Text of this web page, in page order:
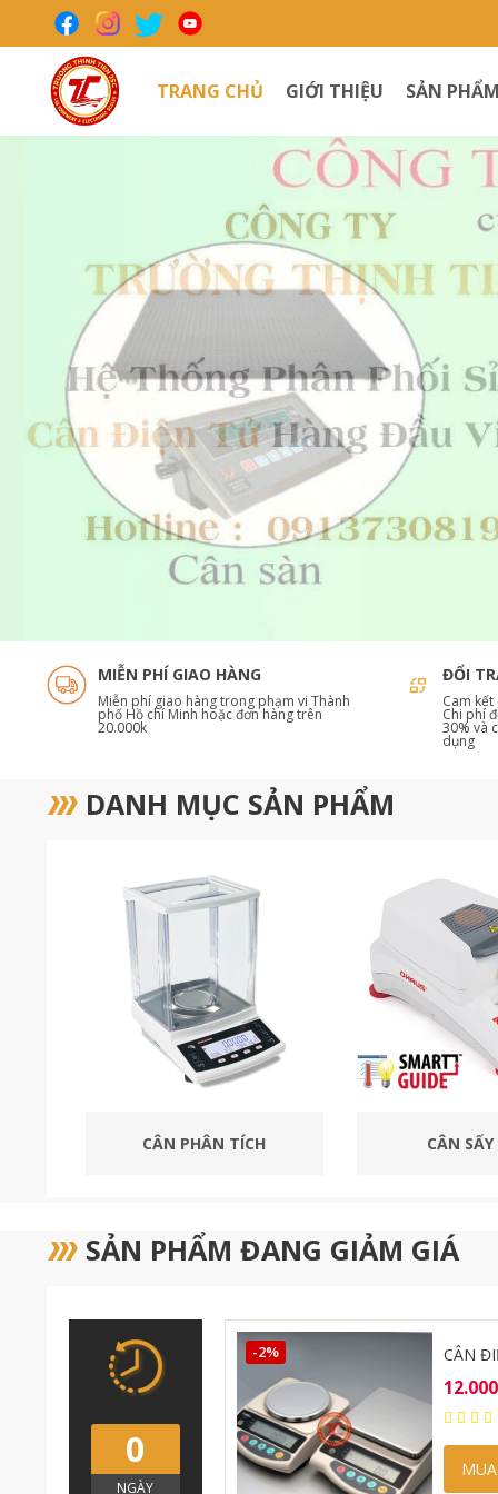
TRANG CHỦ GIỚI THIỆU SẢN PHẨM
MIỄN PHÍ GIAO HÀNG
Miễn phí giao hàng trong phạm vi Thành
phố Hồ chí Minh hoặc đơn hàng trên
20.000k
ĐỔI
Cam
Chi phí
30% và
dụng
DANH MỤC SẢN PHẨM
CÂN SẤY ẨM CÂN ĐẾM
SẢN PHẨM ĐANG GIẢM GIÁ
0
NGÀY
SJ6200CE 6,2KG CÂN